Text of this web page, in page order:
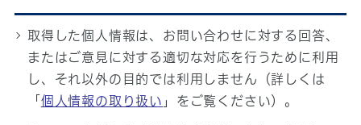
取得した個人情報は、お問い合わせに対する回答、
またはご意見に対する適切な対応を行うために利用
し、それ以外の目的では利用しません（詳しくは
「 個人情報の取り扱い 」をご覧ください）。